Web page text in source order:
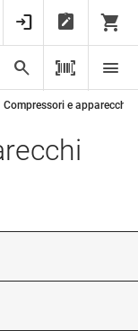
Compressori e apparecchi